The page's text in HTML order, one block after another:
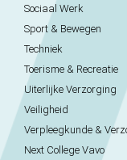
Sociaal Werk
Sport & Bewegen
Techniek
Toerisme & Recreatie
Uiterlijke Verzorging
Veiligheid
Verpleegkunde &
Next College Vavo